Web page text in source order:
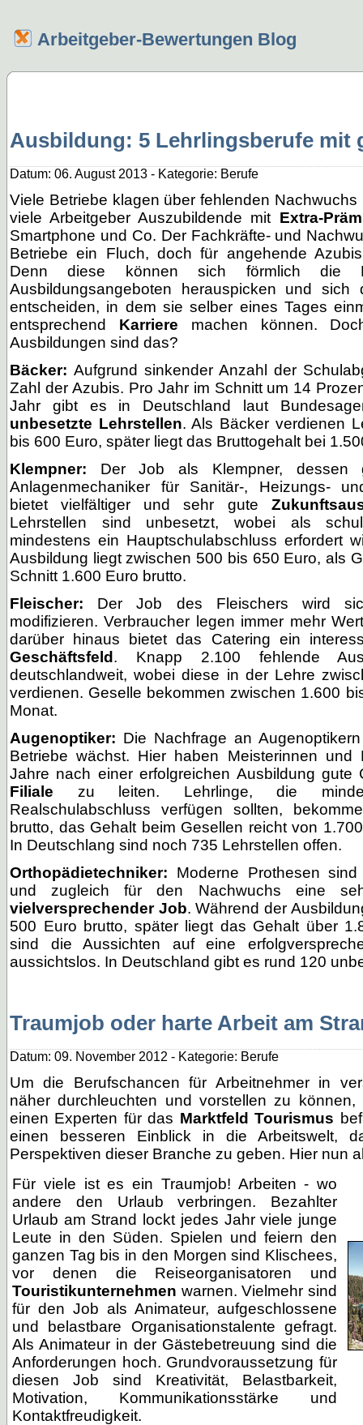
Arbeitgeber-Bewertungen Blog
Ausbildung: 5 Lehrlingsberufe mit
Datum: 06. August 2013 - Kategorie: Berufe
Viele Betriebe klagen über fehlenden Nachwuchs
viele Arbeitgeber Auszubildende mit Extra-
Smartphone und Co. Der Fachkräfte- und
Betriebe ein Fluch, doch für angehende
Denn diese können sich förmlich die
Ausbildungsangeboten herauspicken und
entscheiden, in dem sie selber eines Tages
entsprechend Karriere machen können.
Ausbildungen sind das?
Bäcker: Aufgrund sinkender Anzahl der
Zahl der Azubis. Pro Jahr im Schnitt um 14
Jahr gibt es in Deutschland laut
unbesetzte Lehrstellen. Als Bäcker verdienen
bis 600 Euro, später liegt das Bruttogehalt bei
Klempner: Der Job als Klempner, dessen
Anlagenmechaniker für Sanitär-, Heizungs-
bietet vielfältiger und sehr gute
Lehrstellen sind unbesetzt, wobei als
mindestens ein Hauptschulabschluss erfordert
Ausbildung liegt zwischen 500 bis 650 Euro, als
Schnitt 1.600 Euro brutto.
Fleischer: Der Job des Fleischers wird
modifizieren. Verbraucher legen immer mehr
darüber hinaus bietet das Catering ein
Geschäftsfeld . Knapp 2.100 fehlende
deutschlandweit, wobei diese in der Lehre
verdienen. Geselle bekommen zwischen 1.600
Monat.
Augenoptiker: Die Nachfrage an
Betriebe wächst. Hier haben Meisterinnen und
Jahre nach einer erfolgreichen Ausbildung
Filiale zu leiten. Lehrlinge, die
Realschulabschluss verfügen sollten,
brutto, das Gehalt beim Gesellen reicht von
In Deutschlang sind noch 735 Lehrstellen offen.
Orthopädietechniker: Moderne Prothesen
und zugleich für den Nachwuchs eine
vielversprechender Job. Während der
500 Euro brutto, später liegt das Gehalt über
sind die Aussichten auf eine
aussichtslos. In Deutschland gibt es rund 120
Traumjob oder harte Arbeit am
Datum: 09. November 2012 - Kategorie: Berufe
Um die Berufschancen für Arbeitnehmer in
näher durchleuchten und vorstellen zu
einen Experten für das Marktfeld Tourismus
einen besseren Einblick in die Arbeitswelt,
Perspektiven dieser Branche zu geben. Hier nun
Für viele ist es ein Traumjob! Arbeiten - wo
andere den Urlaub verbringen. Bezahlter
Urlaub am Strand lockt jedes Jahr viele junge
Leute in den Süden. Spielen und feiern den
ganzen Tag bis in den Morgen sind Klischees,
vor denen die Reiseorganisatoren und
Touristikunternehmen warnen. Vielmehr sind
für den Job als Animateur, aufgeschlossene
und belastbare Organisationstalente gefragt.
Als Animateur in der Gästebetreuung sind die
Anforderungen hoch. Grundvoraussetzung für
diesen Job sind Kreativität, Belastbarkeit,
Motivation, Kommunikationsstärke und
Kontaktfreudigkeit.